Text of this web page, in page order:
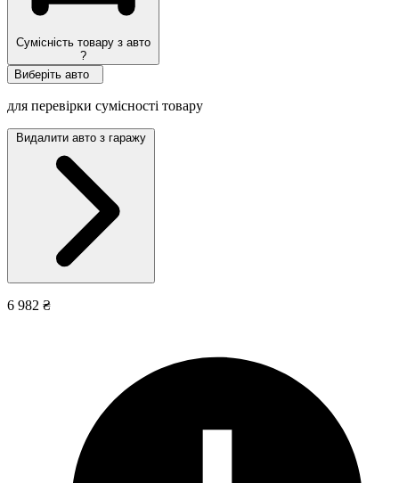
Сумісність товару з авто
?
Виберіть авто
для перевірки сумісності товару
Видалити авто з гаражу
6 982 ₴